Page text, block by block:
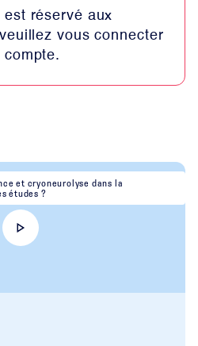
est réservé aux
vous connecter
et cryoneurolyse dans la
études ?